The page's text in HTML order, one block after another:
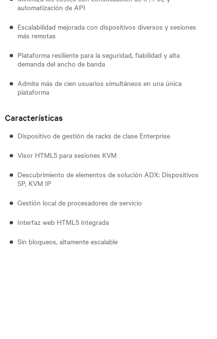
automatización de API
Escalabilidad mejorada con dispositivos diversos y sesiones
más remotas
Plataforma resiliente para la seguridad, fiabilidad y alta
demanda del ancho de banda
Admite más de cien usuarios simultáneos en una única
plataforma
Características
Dispositivo de gestión de racks de clase Enterprise
Visor HTML5 para sesiones KVM
Descubrimiento de elementos de solución ADX: Dispositivos
SP, KVM IP
Gestión local de procesadores de servicio
Interfaz web HTML5 integrada
Sin bloqueos, altamente escalable